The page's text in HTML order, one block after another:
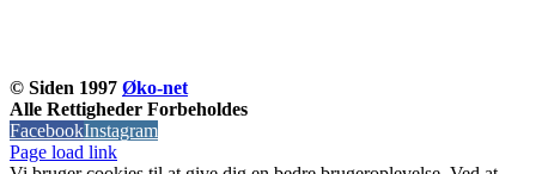
© Siden 1997 Øko-net
Alle Rettigheder Forbeholdes
FacebookInstagram
Page load link